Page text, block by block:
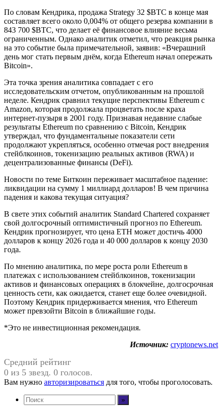
По словам Кендрика, продажа Strategy 32 $BTC в конце мая
составляет всего около 0,004% от общего резерва компании в
843 700 $BTC, что делает её финансовое влияние весьма
ограниченным. Однако аналитик отметил, что реакция рынка
на это событие была примечательной, заявив: «Вчерашний
день мог стать первым днём, когда Ethereum начал опережать
Bitcoin».
Эта точка зрения аналитика совпадает с его
исследовательским отчетом, опубликованным на прошлой
неделе. Кендрик сравнил текущие перспективы Ethereum с
Amazon, которая продолжала процветать после краха
интернет-пузыря в 2001 году. Признавая недавние слабые
результаты Ethereum по сравнению с Bitcoin, Кендрик
утверждал, что фундаментальные показатели сети
продолжают укрепляться, особенно отмечая рост внедрения
стейблкоинов, токенизацию реальных активов (RWA) и
децентрализованные финансы (DeFi).
Новости по теме Биткоин переживает масштабное падение:
ликвидации на сумму 1 миллиард долларов! В чем причина
падения и какова текущая ситуация?
В свете этих событий аналитик Standard Chartered сохраняет
свой долгосрочный оптимистичный прогноз по Ethereum.
Кендрик прогнозирует, что цена ETH может достичь 4000
долларов к концу 2026 года и 40 000 долларов к концу 2030
года.
По мнению аналитика, по мере роста роли Ethereum в
платежах с использованием стейблкоинов, токенизации
активов и финансовых операциях в блокчейне, долгосрочная
ценность сети, как ожидается, станет еще более очевидной.
Поэтому Кендрик придерживается мнения, что Ethereum
может превзойти Bitcoin в ближайшие годы.
*Это не инвестиционная рекомендация.
Источник: cryptonews.net
Средний рейтинг
0 из 5 звезд. 0 голосов.
Вам нужно авторизироваться для того, чтобы проголосовать.